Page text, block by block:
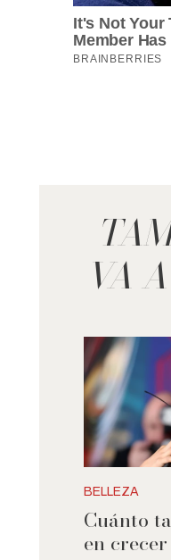
VA
BELLEZA
Cuánto
en